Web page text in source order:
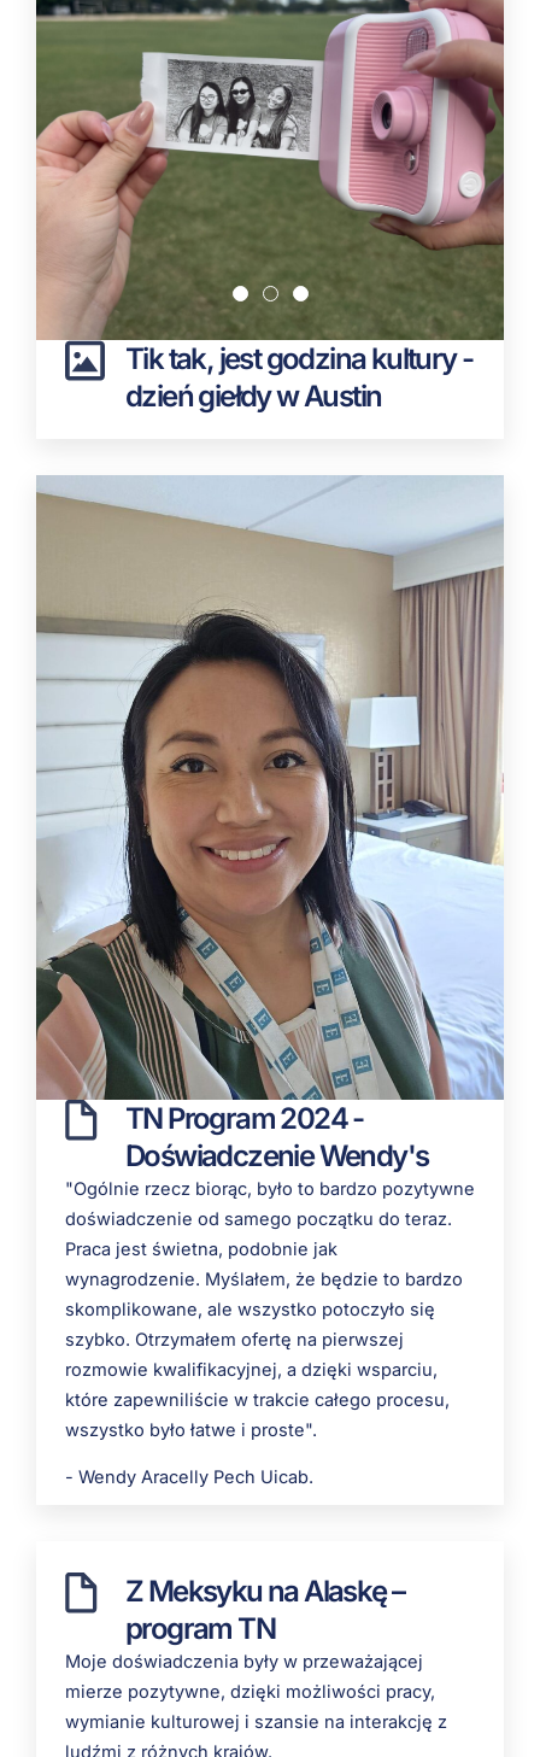
Tik tak, jest godzina kultury -
dzień giełdy w Austin
TN Program 2024 -
Doświadczenie Wendy's
"Ogólnie rzecz biorąc, było to bardzo pozytywne
doświadczenie od samego początku do teraz.
Praca jest świetna, podobnie jak
wynagrodzenie. Myślałem, że będzie to bardzo
skomplikowane, ale wszystko potoczyło się
szybko. Otrzymałem ofertę na pierwszej
rozmowie kwalifikacyjnej, a dzięki wsparciu,
które zapewniliście w trakcie całego procesu,
wszystko było łatwe i proste".
- Wendy Aracelly Pech Uicab.
Z Meksyku na Alaskę –
program TN
Moje doświadczenia były w przeważającej
mierze pozytywne, dzięki możliwości pracy,
wymianie kulturowej i szansie na interakcję z
ludźmi z różnych krajów.